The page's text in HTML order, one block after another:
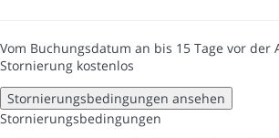
Vom Buchungsdatum an bis 15 Tage vor der
Stornierung kostenlos
Stornierungsbedingungen ansehen
Stornierungsbedingungen